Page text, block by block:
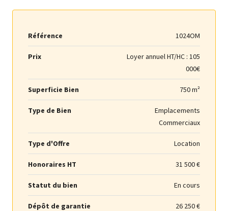
Référence 1024OM
Prix Loyer annuel HT/HC : 105
000€
Superficie Bien 750 m²
Type de Bien
Emplacements
Commerciaux
Type d'Offre Location
Honoraires HT 31 500 €
Statut du bien En cours
Dépôt de garantie 26 250 €